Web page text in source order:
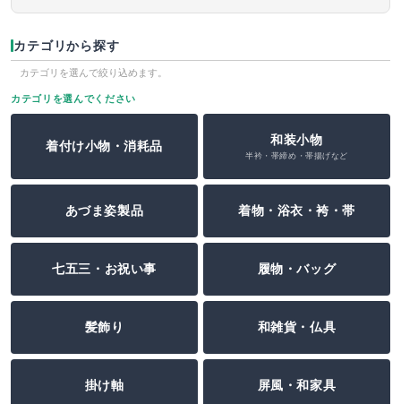
カテゴリから探す
カテゴリを選んで絞り込めます。
カテゴリを選んでください
着付け小物・消耗品 和装小物
半衿・帯締め・帯揚げなど
あづま姿製品 着物・浴衣・袴・帯
七五三・お祝い事 履物・バッグ
髪飾り 和雑貨・仏具
掛け軸 屏風・和家具